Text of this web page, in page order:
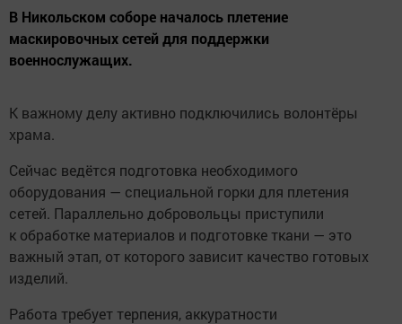
В Никольском соборе началось плетение
маскировочных сетей для поддержки
военнослужащих.
К важному делу активно подключились волонтёры
храма.
Сейчас ведётся подготовка необходимого
оборудования — специальной горки для плетения
сетей. Параллельно добровольцы приступили
к обработке материалов и подготовке ткани — это
важный этап, от которого зависит качество готовых
изделий.
Работа требует терпения, аккуратности